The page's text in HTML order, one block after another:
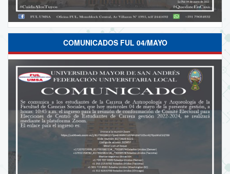
COMUNICADOS FUL 04/MAYO